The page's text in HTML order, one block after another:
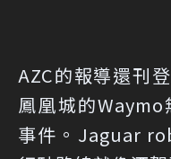
AZC的報導還刊
鳳凰城的
事件。Jaguar